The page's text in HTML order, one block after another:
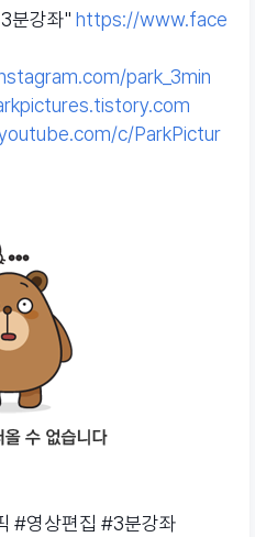
분강좌" https://www.face
park_3min
c/ParkPictur
#영상편집 #3분강좌